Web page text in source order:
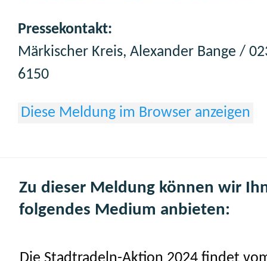
Pressekontakt:
Märkischer Kreis, Alexander Bange /
6150
Diese Meldung im Browser anzeigen
Zu dieser Meldung können wir
folgendes Medium anbieten: